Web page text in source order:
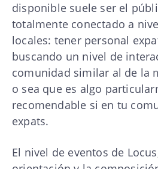
disponible suele ser el
totalmente conectado a
locales: tener personal
buscando un nivel de
comunidad similar al de la
o sea que es algo
recomendable si en tu
expats.
El nivel de eventos de